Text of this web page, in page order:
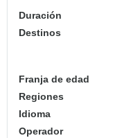
Duración
Destinos
Franja de edad
Regiones
Idioma
Operador